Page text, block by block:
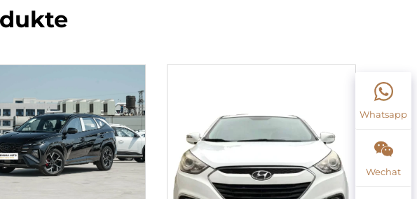
Whatsapp
Wechat